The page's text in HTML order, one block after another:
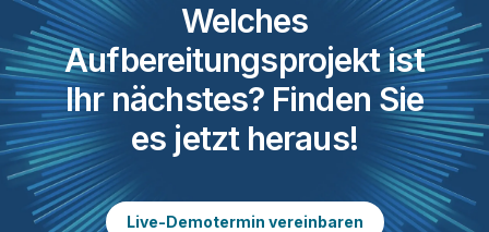
Welches
Aufbereitungsprojekt ist
Ihr nächstes? Finden Sie
es jetzt heraus!
Live-Demotermin vereinbaren